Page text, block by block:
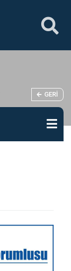
GERI